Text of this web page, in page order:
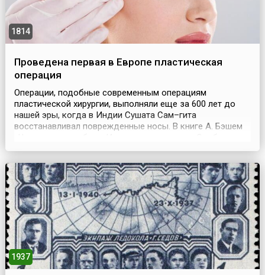
1814
Проведена первая в Европе пластическая
операция
Операции, подобные современным операциям
пластической хирургии, выполняли еще за 600 лет до
нашей эры, когда в Индии Сушата Сам–гита
восстанавливал поврежденные носы. В книге А. Бэшем
внимания заслуживают пластические операции древних
уши и губы, потерянные или искалеченные в бою или по
приговору суд...
1937